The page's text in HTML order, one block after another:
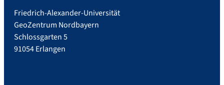
Friedrich-Alexander-Universität
GeoZentrum Nordbayern
Schlossgarten 5
91054 Erlangen